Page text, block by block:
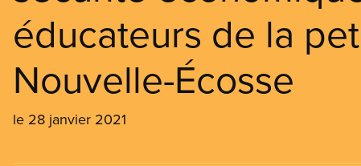
éducateurs de la
Nouvelle-Écosse
le 28 janvier 2021